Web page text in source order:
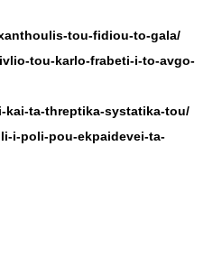
tou-fidiou-to-gala/
tou-karlo-frabeti-i-to-avgo-
kai-ta-threptika-systatika-tou/
i-poli-pou-ekpaidevei-ta-